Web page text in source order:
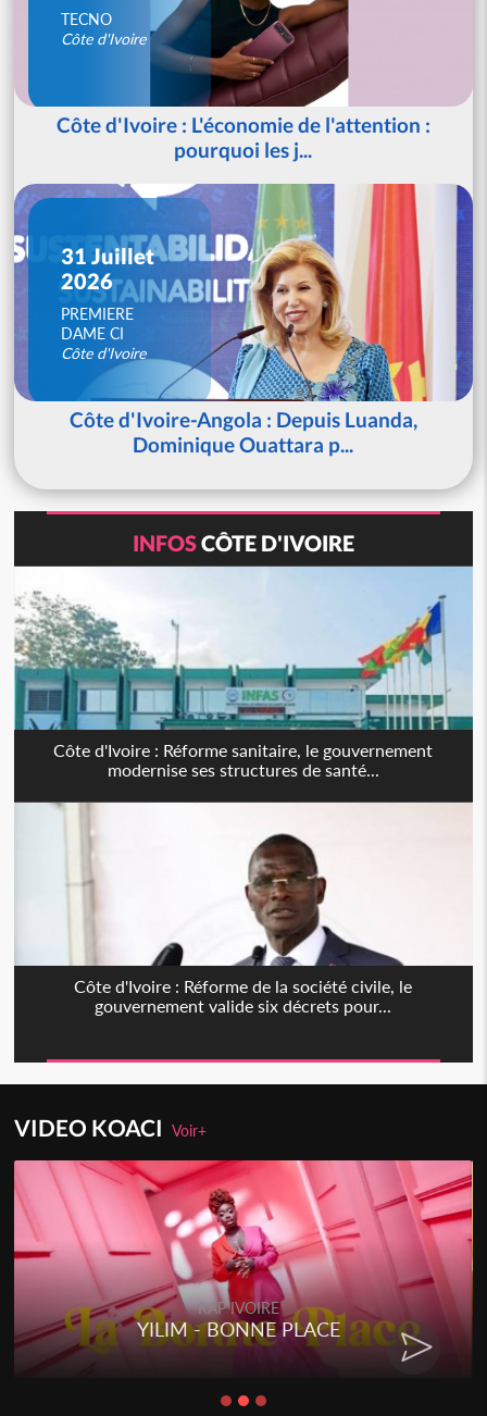
TECNO
Côte d'Ivoire
Côte d'Ivoire : L'économie de l'attention :
pourquoi les j...
31 Juillet
2026
PREMIERE
DAME CI
Côte d'Ivoire
Côte d'Ivoire-Angola : Depuis Luanda,
Dominique Ouattara p...
INFOSCÔTE D'IVOIRE
Côte d'Ivoire : Réforme sanitaire, le gouvernement
modernise ses structures de santé...
Côte d'Ivoire : Réforme de la société civile, le
gouvernement valide six décrets pour...
VIDEO KOACIVoir+
RAP IVOIRE
YILIM - BONNE PLACE